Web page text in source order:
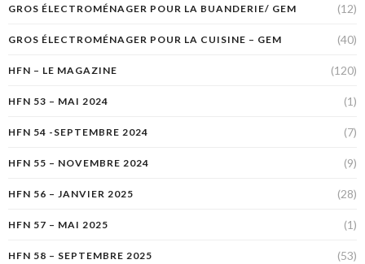
GROS ÉLECTROMÉNAGER POUR LA BUANDERIE/ GEM (12)
GROS ÉLECTROMÉNAGER POUR LA CUISINE – GEM (40)
HFN – LE MAGAZINE (120)
HFN 53 – MAI 2024 (1)
HFN 54 -SEPTEMBRE 2024 (7)
HFN 55 – NOVEMBRE 2024 (9)
HFN 56 – JANVIER 2025 (28)
HFN 57 – MAI 2025 (1)
HFN 58 – SEPTEMBRE 2025 (53)